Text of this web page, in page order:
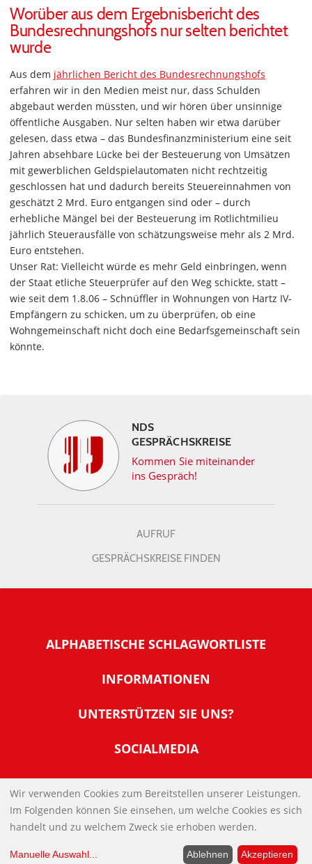
Worüber aus dem Ergebnisbericht des
Bundesrechnungshofs nur selten berichtet
wurde
Aus dem jährlichen Bericht des Bundesrechnungshofs
erfahren wir in den Medien meist nur, dass Schulden
abgebaut werden müssten, und wir hören über unsinnige
öffentliche Ausgaben. Nur selten haben wir etwa darüber
gelesen, dass etwa – das Bundesfinanzministerium eine seit
Jahren absehbare Lücke bei der Besteuerung von Umsätzen
mit gewerblichen Geldspielautomaten nicht rechtzeitig
geschlossen hat und dadurch bereits Steuereinnahmen von
geschätzt 2 Mrd. Euro entgangen sind oder – durch
erhebliche Mängel bei der Besteuerung im Rotlichtmilieu
jährlich Steuerausfälle von schätzungsweise mehr als 2 Mrd.
Euro entstehen.
Unser Rat: Vielleicht würde es mehr Geld einbringen, wenn
der Staat etliche Steuerprüfer auf den Weg schickte, statt –
wie seit dem 1.8.06 – Schnüffler in Wohnungen von Hartz IV-
Empfängern zu schicken, um zu überprüfen, ob eine
Wohngemeinschaft nicht doch eine Bedarfsgemeinschaft sein
könnte.
NDS
GESPRÄCHSKREISE
Kommen Sie miteinander
ins Gespräch!
AUFRUF
GESPRÄCHSKREISE FINDEN
ALPHABETISCHE SCHLAGWORTLISTE
INFORMATIONEN
Warum NachDenkSeiten
Tipps zur Nutzung der NachDenkSeiten
Banner und E-Mail-Signaturen
Links
Kontakt
Impressum
UNTERSTÜTZEN SIE UNS?
Werden Sie Fördermitglied
Spenden Sie Online
SOCIALMEDIA
IMPRESSUM
DATENSCHUTZERKLÄRUNG
Wir verwenden Cookies zum Bereitstellen unserer Leistungen.
Im Folgenden können Sie einsehen, um welche Cookies es sich
handelt und zu welchem Zweck sie erhoben werden.
Manuelle Auswahl... Ablehnen Akzeptieren